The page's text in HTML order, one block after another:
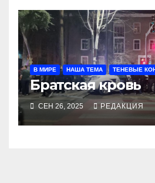
В МИРЕ НАША ТЕМА ТЕНЕВЫЕ
Братская кровь
СЕН 26, 2025 РЕДАКЦИЯ